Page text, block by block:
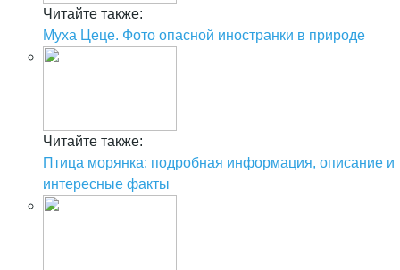
Читайте также:
Муха Цеце. Фото опасной иностранки в природе
Читайте также:
Птица морянка: подробная информация, описание и
интересные факты